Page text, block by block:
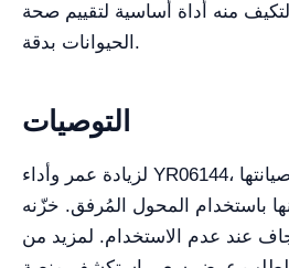
منه أداة أساسية لتقييم صحة
الحيوانات بدقة.
التوصيات
لزيادة عمر وأداء YR06144، افحص بطارية الجهاز وصيانتها
باستخدام المحول المُرفق. خزّنه
عند عدم الاستخدام. لمزيد من